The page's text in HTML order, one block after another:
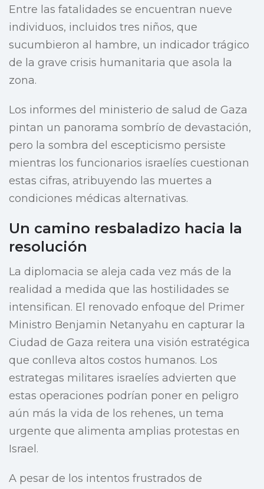
Entre las fatalidades se encuentran nueve
individuos, incluidos tres niños, que
sucumbieron al hambre, un indicador trágico
de la grave crisis humanitaria que asola la
zona.
Los informes del ministerio de salud de Gaza
pintan un panorama sombrío de devastación,
pero la sombra del escepticismo persiste
mientras los funcionarios israelíes cuestionan
estas cifras, atribuyendo las muertes a
condiciones médicas alternativas.
Un camino resbaladizo hacia la
resolución
La diplomacia se aleja cada vez más de la
realidad a medida que las hostilidades se
intensifican. El renovado enfoque del Primer
Ministro Benjamin Netanyahu en capturar la
Ciudad de Gaza reitera una visión estratégica
que conlleva altos costos humanos. Los
estrategas militares israelíes advierten que
estas operaciones podrían poner en peligro
aún más la vida de los rehenes, un tema
urgente que alimenta amplias protestas en
Israel.
A pesar de los intentos frustrados de